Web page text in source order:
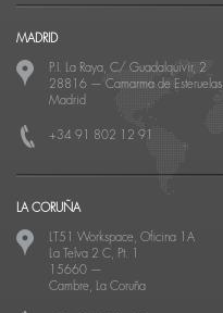
MADRID
P.I. La Raya, C/ Guadalquivir, 2
28816 — Camarma de Esteruelas
Madrid
+34 91 802 12 91
LA CORUÑA
LT51 Workspace, Oficina 1A
La Telva 2 C, Pt. 1
15660 —
Cambre, La Coruña